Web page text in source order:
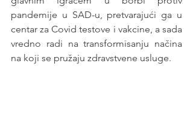
pandemije u SAD-u, pretvarajući ga u
centar za Covid testove i vakcine, a sada
vredno radi na transformisanju načina
na koji se pružaju zdravstvene usluge.